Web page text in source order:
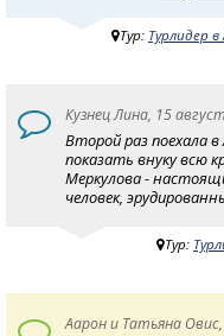
Тур: Турлидер
Кузнец Лина, 15
Второй раз поехала
показать внуку всю
Меркулова -
человек,
Тур:
Аарон и Татьяна